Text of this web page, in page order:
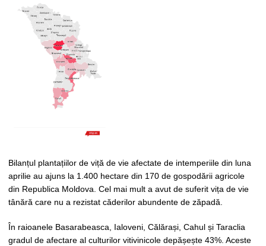
Bilanțul plantațiilor de viță de vie afectate de intemperiile din luna
aprilie au ajuns la 1.400 hectare din 170 de gospodării agricole
din Republica Moldova. Cel mai mult a avut de suferit vița de vie
tânără care nu a rezistat căderilor abundente de zăpadă.
În raioanele Basarabeasca, Ialoveni, Călărași, Cahul și Taraclia
gradul de afectare al culturilor vitivinicole depășește 43%. Aceste